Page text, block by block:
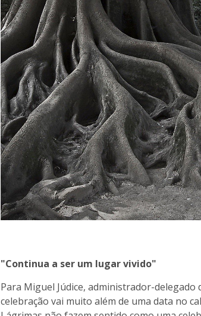
"Continua a ser um lugar vivido"
Para Miguel Júdice, administrador-delegado
celebração vai muito além de uma data no